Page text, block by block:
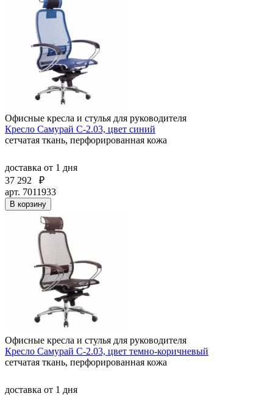
Офисные кресла и стулья для руководителя
Кресло Самурай С-2.03, цвет синий
сетчатая ткань, перфорированная кожа
доставка от 1 дня
37 292
₽
арт. 7011933
В корзину
Офисные кресла и стулья для руководителя
Кресло Самурай С-2.03, цвет темно-коричневый
сетчатая ткань, перфорированная кожа
доставка от 1 дня